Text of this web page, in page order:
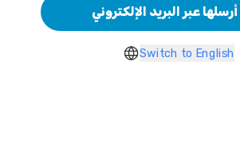
عبر البريد الإلكتروني
Switch to English